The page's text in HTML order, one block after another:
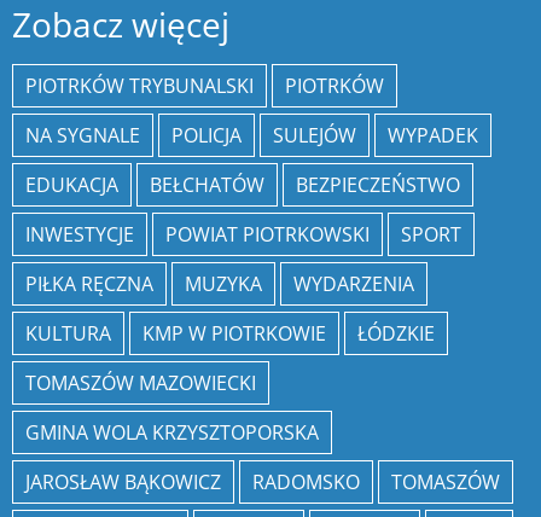
Zobacz więcej
PIOTRKÓW TRYBUNALSKI
PIOTRKÓW
NA SYGNALE
POLICJA SULEJÓW
WYPADEK
EDUKACJA
BEŁCHATÓW
BEZPIECZEŃSTWO
INWESTYCJE
POWIAT PIOTRKOWSKI
SPORT
PIŁKA RĘCZNA
MUZYKA
WYDARZENIA
KULTURA
KMP W PIOTRKOWIE
ŁÓDZKIE
TOMASZÓW MAZOWIECKI
GMINA WOLA KRZYSZTOPORSKA
JAROSŁAW BĄKOWICZ
RADOMSKO
TOMASZÓW